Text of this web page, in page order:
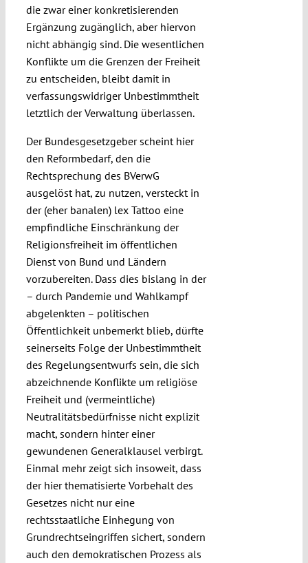
die zwar einer konkretisierenden
Ergänzung zugänglich, aber hiervon
nicht abhängig sind. Die wesentlichen
Konflikte um die Grenzen der Freiheit
zu entscheiden, bleibt damit in
verfassungswidriger Unbestimmtheit
letztlich der Verwaltung überlassen.
Der Bundesgesetzgeber scheint hier
den Reformbedarf, den die
Rechtsprechung des BVerwG
ausgelöst hat, zu nutzen, versteckt in
der (eher banalen) lex Tattoo eine
empfindliche Einschränkung der
Religionsfreiheit im öffentlichen
Dienst von Bund und Ländern
vorzubereiten. Dass dies bislang in der
– durch Pandemie und Wahlkampf
abgelenkten – politischen
Öffentlichkeit unbemerkt blieb, dürfte
seinerseits Folge der Unbestimmtheit
des Regelungsentwurfs sein, die sich
abzeichnende Konflikte um religiöse
Freiheit und (vermeintliche)
Neutralitätsbedürfnisse nicht explizit
macht, sondern hinter einer
gewundenen Generalklausel verbirgt.
Einmal mehr zeigt sich insoweit, dass
der hier thematisierte Vorbehalt des
Gesetzes nicht nur eine
rechtsstaatliche Einhegung von
Grundrechtseingriffen sichert, sondern
auch den demokratischen Prozess als